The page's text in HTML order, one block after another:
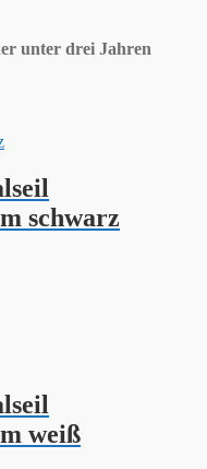
unter drei Jahren
schwarz
weiß